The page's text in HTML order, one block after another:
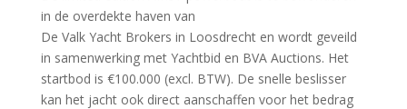
in de overdekte haven van
De Valk Yacht Brokers in Loosdrecht en wordt geveild
in samenwerking met Yachtbid en BVA Auctions. Het
startbod is €100.000 (excl. BTW). De snelle beslisser
kan het jacht ook direct aanschaffen voor het bedrag